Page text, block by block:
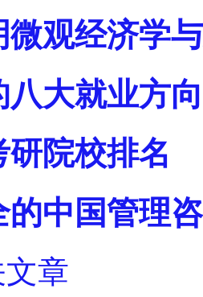
微观经济学
八大就业方
院校排名
的中国管理
章